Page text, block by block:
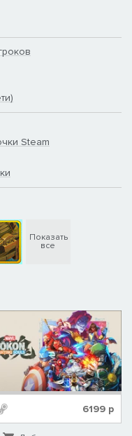
Steam
Показать
все
6199 р